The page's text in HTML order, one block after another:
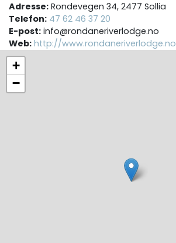
Adresse: Rondevegen 34, 2477 Sollia
Telefon: 47 62 46 37 20
E-post: info@rondaneriverlodge.no
Web: http://www.rondaneriverlodge.no
+
−